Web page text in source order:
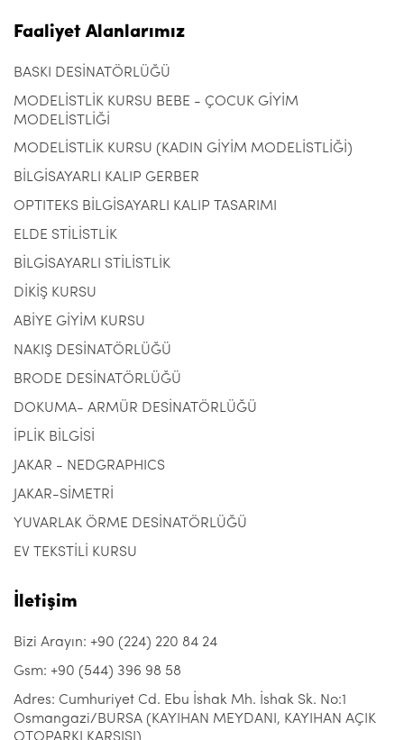
Faaliyet Alanlarımız
BASKI DESİNATÖRLÜĞÜ
MODELİSTLİK KURSU BEBE - ÇOCUK GİYİM
MODELİSTLİĞİ
MODELİSTLİK KURSU (KADIN GİYİM MODELİSTLİĞİ)
BİLGİSAYARLI KALIP GERBER
OPTITEKS BİLGİSAYARLI KALIP TASARIMI
ELDE STİLİSTLİK
BİLGİSAYARLI STİLİSTLİK
DİKİŞ KURSU
ABİYE GİYİM KURSU
NAKIŞ DESİNATÖRLÜĞÜ
BRODE DESİNATÖRLÜĞÜ
DOKUMA- ARMÜR DESİNATÖRLÜĞÜ
İPLİK BİLGİSİ
JAKAR - NEDGRAPHICS
JAKAR-SİMETRİ
YUVARLAK ÖRME DESİNATÖRLÜĞÜ
EV TEKSTİLİ KURSU
İletişim
Bizi Arayın: +90 (224) 220 84 24
Gsm: +90 (544) 396 98 58
Adres: Cumhuriyet Cd. Ebu İshak Mh. İshak Sk. No:1
Osmangazi/BURSA (KAYIHAN MEYDANI, KAYIHAN AÇIK
OTOPARKI KARŞISI)